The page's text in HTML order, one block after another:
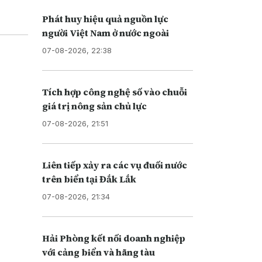
Phát huy hiệu quả nguồn lực
người Việt Nam ở nước ngoài
07-08-2026, 22:38
Tích hợp công nghệ số vào chuỗi
giá trị nông sản chủ lực
07-08-2026, 21:51
Liên tiếp xảy ra các vụ đuối nước
trên biển tại Đắk Lắk
07-08-2026, 21:34
Hải Phòng kết nối doanh nghiệp
với cảng biển và hãng tàu